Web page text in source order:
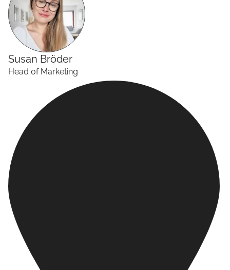
Susan Bröder
Head of Marketing